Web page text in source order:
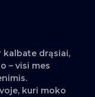
kalbate drąsiai,
– visi mes
kuri moko